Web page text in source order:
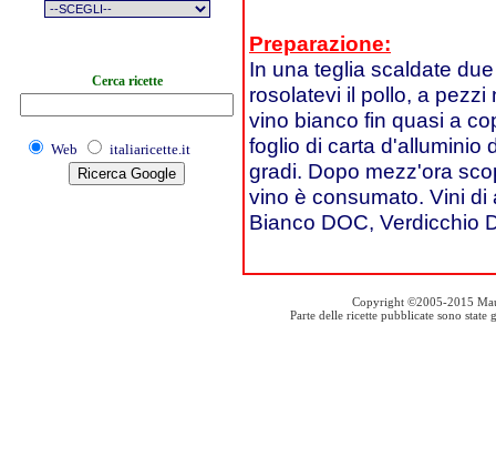
Cerca ricette
Web italiaricette.it
Preparazione:
In una teglia scaldate
rosolatevi il pollo, a
vino bianco fin quasi a
foglio di carta d'alluminio
gradi. Dopo mezz'ora
vino è consumato. Vini
Bianco DOC, Verdicchio
Copyright ©2005-2015
Parte delle ricette pubblicate sono state